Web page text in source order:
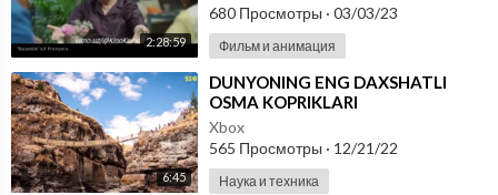
2:28:59
680 Просмотры · 03/03/23
Фильм и анимация
6:45
⁣DUNYONING ENG DAXSHATLI
OSMA KOPRIKLARI
Xbox
565 Просмотры · 12/21/22
Наука и техника